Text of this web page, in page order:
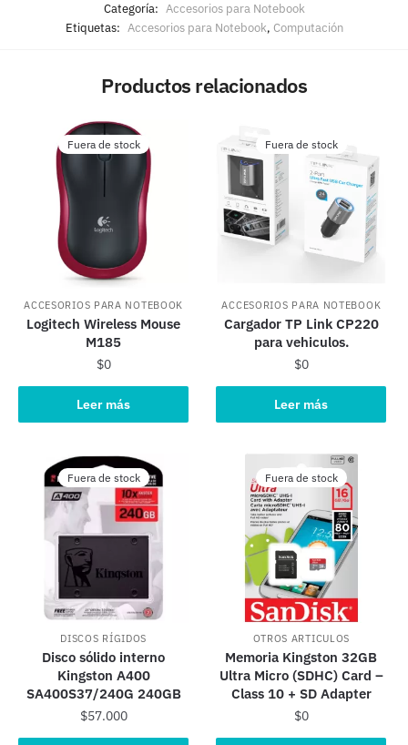
Categoría: Accesorios para Notebook
Etiquetas: Accesorios para Notebook, Computación
Productos relacionados
Fuera de stock
ACCESORIOS PARA NOTEBOOK
Logitech Wireless Mouse
M185
$0
Leer más
Fuera de stock
ACCESORIOS PARA NOTEBOOK
Cargador TP Link CP220
para vehiculos.
$0
Leer más
Fuera de stock
DISCOS RÍGIDOS
Disco sólido interno
Kingston A400
SA400S37/240G 240GB
$57.000
Fuera de stock
OTROS ARTICULOS
Memoria Kingston 32GB
Ultra Micro (SDHC) Card –
Class 10 + SD Adapter
$0